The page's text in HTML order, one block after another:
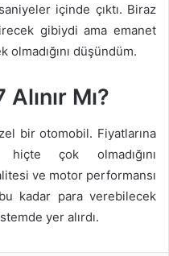
içinde çıktı. Biraz
gibiydi ama emanet
olmadığını düşündüm.
Mı?
bir otomobil. Fiyatlarına
hiçte çok olmadığını
ve motor performansı
kadar para verebilecek
yer alırdı.